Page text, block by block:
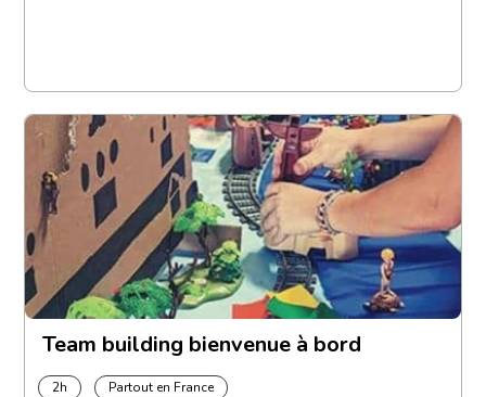
Team building bienvenue à bord
2h Partout en France